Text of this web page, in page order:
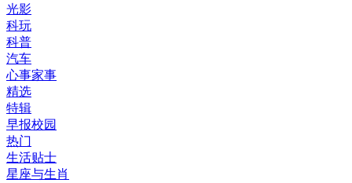
光影
科玩
科普
汽车
心事家事
精选
特辑
早报校园
热门
生活贴士
星座与生肖